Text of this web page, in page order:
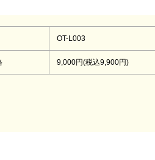
OT-L003
9,000円(税込9,900円)